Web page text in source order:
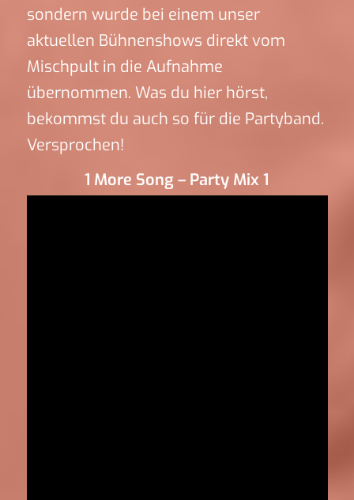
sondern wurde bei einem unser
aktuellen Bühnenshows direkt vom
Mischpult in die Aufnahme
übernommen. Was du hier hörst,
bekommst du auch so für die Partyband.
Versprochen!
1 More Song – Party Mix 1